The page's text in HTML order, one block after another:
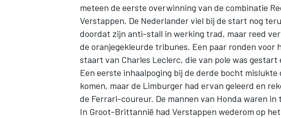
meteen de eerste overwinning van de combinatie
Verstappen. De Nederlander viel bij de start nog
doordat zijn anti-stall in werking trad, maar reed
de oranjegekleurde tribunes. Een paar ronden voor
staart van Charles Leclerc, die van pole was
Een eerste inhaalpoging bij de derde bocht
komen, maar de Limburger had ervan geleerd en
de Ferrari-coureur. De mannen van Honda waren in
In Groot-Brittannië had Verstappen wederom op